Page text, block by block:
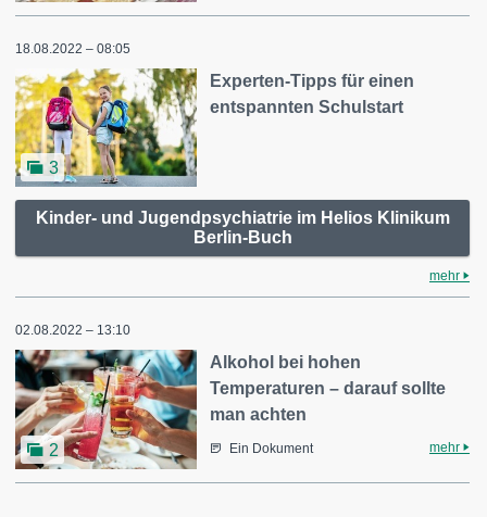
18.08.2022 – 08:05
3
Experten-Tipps für einen
entspannten Schulstart
Kinder- und Jugendpsychiatrie im Helios Klinikum
Berlin-Buch
mehr
02.08.2022 – 13:10
2
Alkohol bei hohen
Temperaturen – darauf sollte
man achten
Ein Dokument mehr